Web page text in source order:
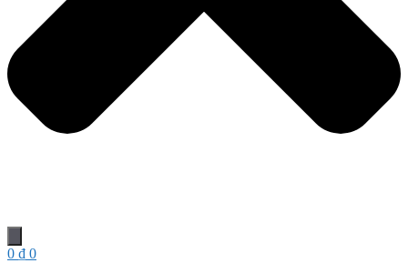
0 ₫ 0